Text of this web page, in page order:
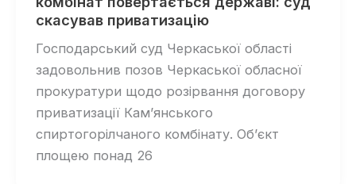
скасував приватизацію
Господарський суд Черкаської області
задовольнив позов Черкаської обласної
прокуратури щодо розірвання договору
приватизації Кам’янського
спиртогорілчаного комбінату. Об’єкт
площею понад 26